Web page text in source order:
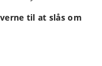
til at slås om